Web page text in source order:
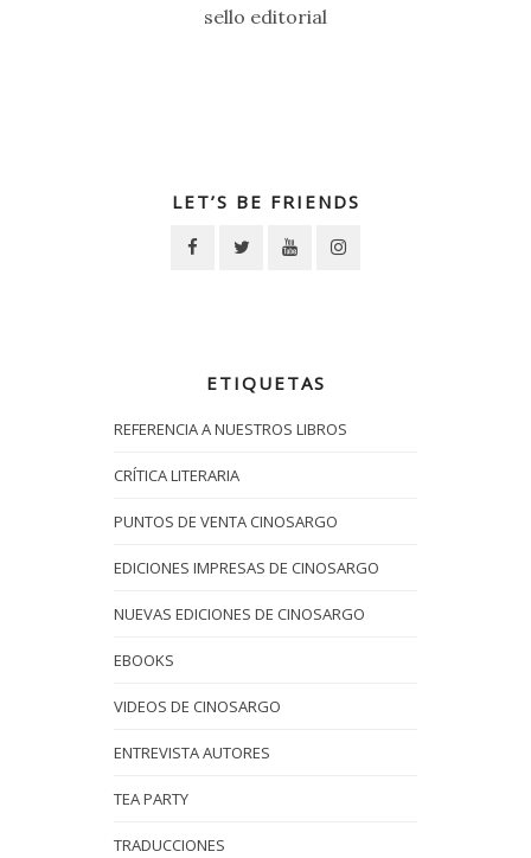
sello editorial
LET’S BE FRIENDS
ETIQUETAS
REFERENCIA A NUESTROS LIBROS
CRÍTICA LITERARIA
PUNTOS DE VENTA CINOSARGO
EDICIONES IMPRESAS DE CINOSARGO
NUEVAS EDICIONES DE CINOSARGO
EBOOKS
VIDEOS DE CINOSARGO
ENTREVISTA AUTORES
TEA PARTY
TRADUCCIONES